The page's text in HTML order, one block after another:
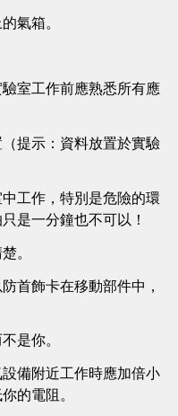
氣箱。
室工作前應熟悉所有應
提示：資料放置於實驗
工作，特別是危險的環
是一分鐘也不可以！
。
首飾卡在移動部件中，
是你。
備附近工作時應加倍小
的電阻。